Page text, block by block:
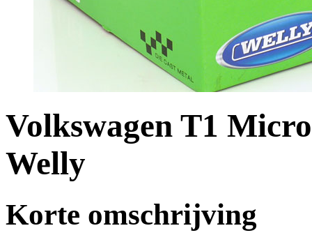
Volkswagen T1
Welly
Korte omschrijving